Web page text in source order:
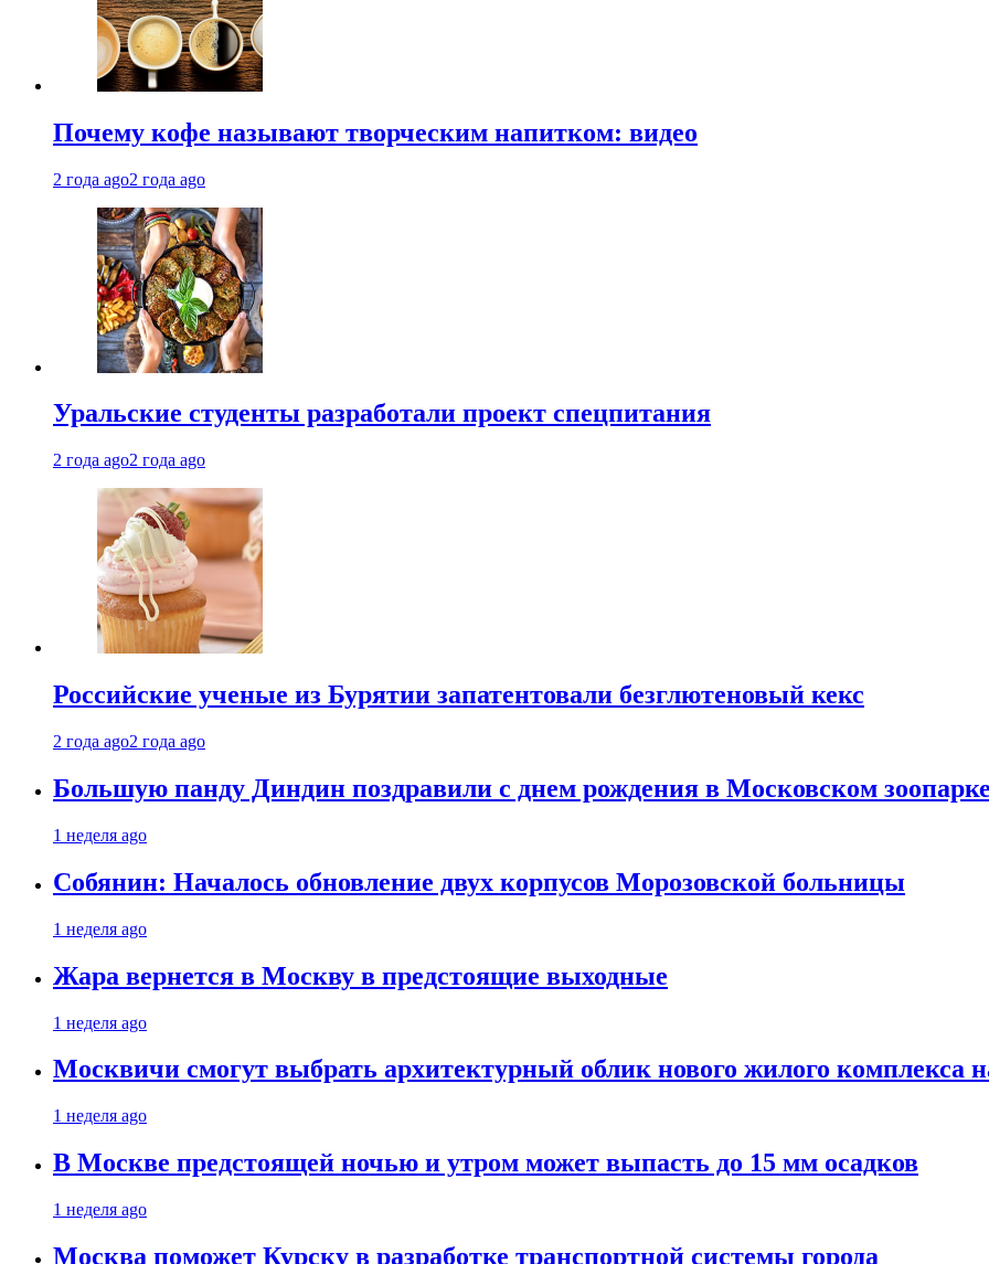
Почему кофе называют творческим напитком: видео
2 года ago2 года ago
Уральские студенты разработали проект спецпитания
2 года ago2 года ago
Российские ученые из Бурятии запатентовали безглютеновый кекс
2 года ago2 года ago
Большую панду Диндин поздравили с днем рождения в Московском зоопарке
1 неделя ago
Собянин: Началось обновление двух корпусов Морозовской больницы
1 неделя ago
Жара вернется в Москву в предстоящие выходные
1 неделя ago
Москвичи смогут выбрать архитектурный облик нового жилого комплекса
1 неделя ago
В Москве предстоящей ночью и утром может выпасть до 15 мм осадков
1 неделя ago
Москва поможет Курску в разработке транспортной системы города